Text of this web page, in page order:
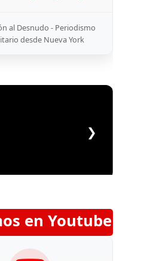
al Desnudo - Periodismo
desde Nueva York
❯
en Youtube